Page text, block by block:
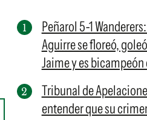
Peñarol 5-1
Aguirre se floreó,
Jaime y es
Tribunal de
entender que su